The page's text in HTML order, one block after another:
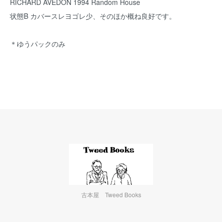
RICHARD AVEDON 1994 Random House
状態B カバースレヨゴレ少、そのほか概ね良好です。
＊ゆうパックのみ
古本屋 Tweed Books